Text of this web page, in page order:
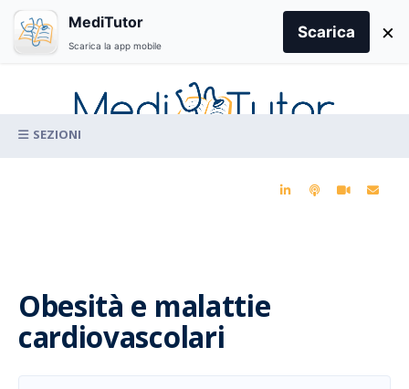
content
Obesità e malattie
cardiovascolari
for:
MediTutor
Scarica la app mobile
Scarica ×